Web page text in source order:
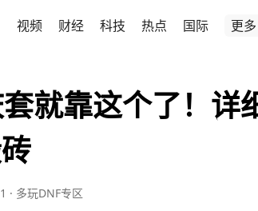
视频 财经 科技 热点 国际 更多
就靠这个了！详
· 多玩DNF专区